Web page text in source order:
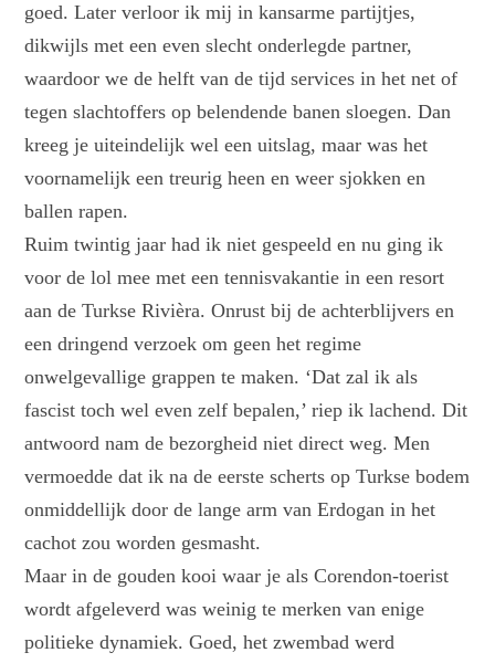
goed. Later verloor ik mij in kansarme partijtjes,
dikwijls met een even slecht onderlegde partner,
waardoor we de helft van de tijd services in het net of
tegen slachtoffers op belendende banen sloegen. Dan
kreeg je uiteindelijk wel een uitslag, maar was het
voornamelijk een treurig heen en weer sjokken en
ballen rapen.
Ruim twintig jaar had ik niet gespeeld en nu ging ik
voor de lol mee met een tennisvakantie in een resort
aan de Turkse Rivièra. Onrust bij de achterblijvers en
een dringend verzoek om geen het regime
onwelgevallige grappen te maken. ‘Dat zal ik als
fascist toch wel even zelf bepalen,’ riep ik lachend. Dit
antwoord nam de bezorgheid niet direct weg. Men
vermoedde dat ik na de eerste scherts op Turkse bodem
onmiddellijk door de lange arm van Erdogan in het
cachot zou worden gesmasht.
Maar in de gouden kooi waar je als Corendon-toerist
wordt afgeleverd was weinig te merken van enige
politieke dynamiek. Goed, het zwembad werd